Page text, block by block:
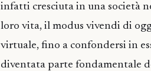
infatti cresciuta in una società
loro vita, il modus vivendi di
virtuale, fino a confondersi in
diventata parte fondamentale